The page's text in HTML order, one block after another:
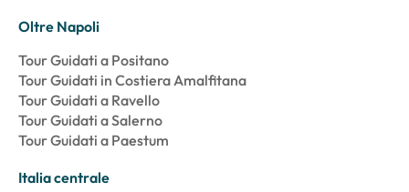
Oltre Napoli
Tour Guidati a Positano
Tour Guidati in Costiera Amalfitana
Tour Guidati a Ravello
Tour Guidati a Salerno
Tour Guidati a Paestum
Italia centrale